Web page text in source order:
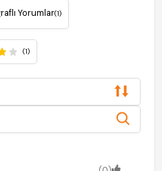
Yorumlar(1)
(1)